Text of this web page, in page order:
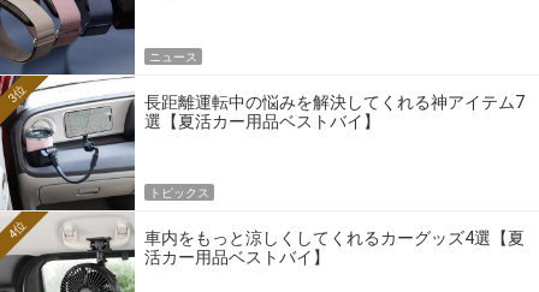
ニュース
長距離運転中の悩みを解決してくれる神アイテム7
選【夏活カー用品ベストバイ】
3位
トピックス
車内をもっと涼しくしてくれるカーグッズ4選【夏
活カー用品ベストバイ】
4位